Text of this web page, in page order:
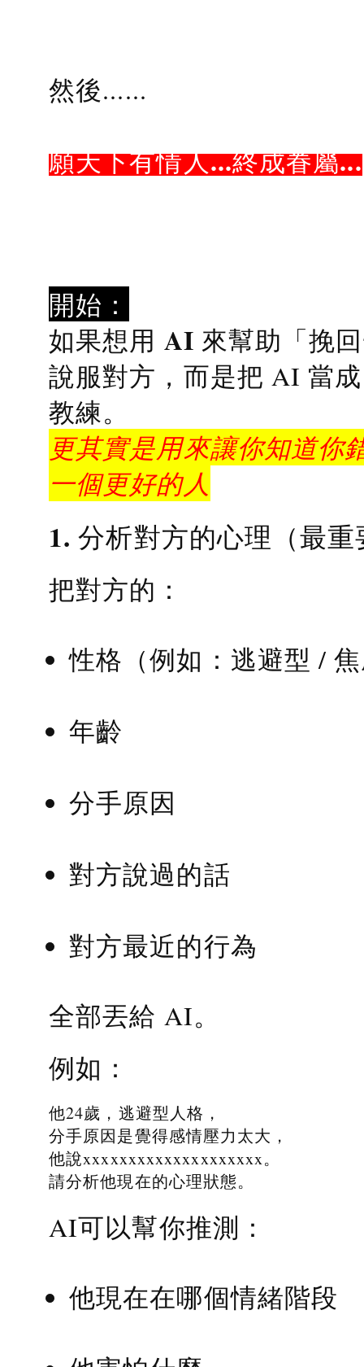
然後......
願天下有情人...終成眷屬...
開始：
如果想用 AI 來幫助「挽
說服對方，而是把 AI 當
教練。
更其實是用來讓你知道你
一個更好的人
1. 分析對方的心理（最
把對方的：
性格（例如：逃避型 /
年齡
分手原因
對方說過的話
對方最近的行為
全部丟給 AI。
例如：
他24歲，逃避型人格，
分手原因是覺得感情壓力太大，
他說xxxxxxxxxxxxxxxxxxxx。
請分析他現在的心理狀態。
AI可以幫你推測：
他現在在哪個情緒階段